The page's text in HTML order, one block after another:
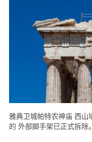
雅典卫城帕特农神庙 西山
的 外部脚手架已正式拆